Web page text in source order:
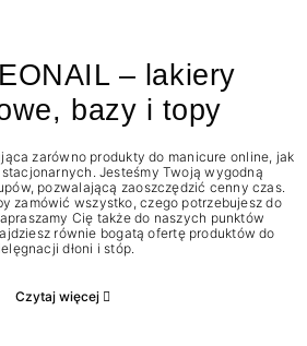
– lakiery
bazy i topy
zarówno produkty do manicure online, jak
Jesteśmy Twoją wygodną
pozwalającą zaoszczędzić cenny czas.
zamówić wszystko, czego potrzebujesz do
Cię także do naszych punktów
równie bogatą ofertę produktów do
dłoni i stóp.
Czytaj więcej